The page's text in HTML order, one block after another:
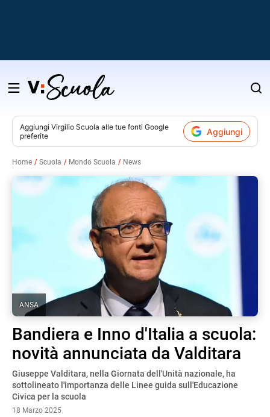
Salta
contenuto
Aggiungi Virgilio Scuola alle tue fonti Google
preferite
Aggiungi
Home Scuola Mondo Scuola News
ANSA
Bandiera e Inno d'Italia a scuola:
novità annunciata da Valditara
Giuseppe Valditara, nella Giornata dell'Unità nazionale, ha
sottolineato l'importanza delle Linee guida sull'Educazione
Civica per la scuola
18 Marzo 2025